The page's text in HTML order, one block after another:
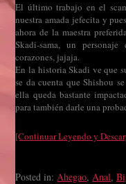
El último trabajo en el
nuestra amada jefecita y
ahora de la maestra
Skadi-sama, un
corazones, jajaja.
En la historia Skadi ve que
se da cuenta que Shishou
ella queda bastante
para también darle una
[Continuar Leyendo y
Posted in:Ahegao,Anal,